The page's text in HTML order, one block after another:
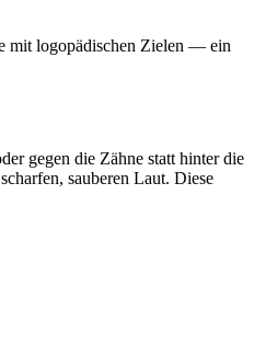
mit logopädischen Zielen — ein
gegen die Zähne statt hinter die
sauberen Laut. Diese